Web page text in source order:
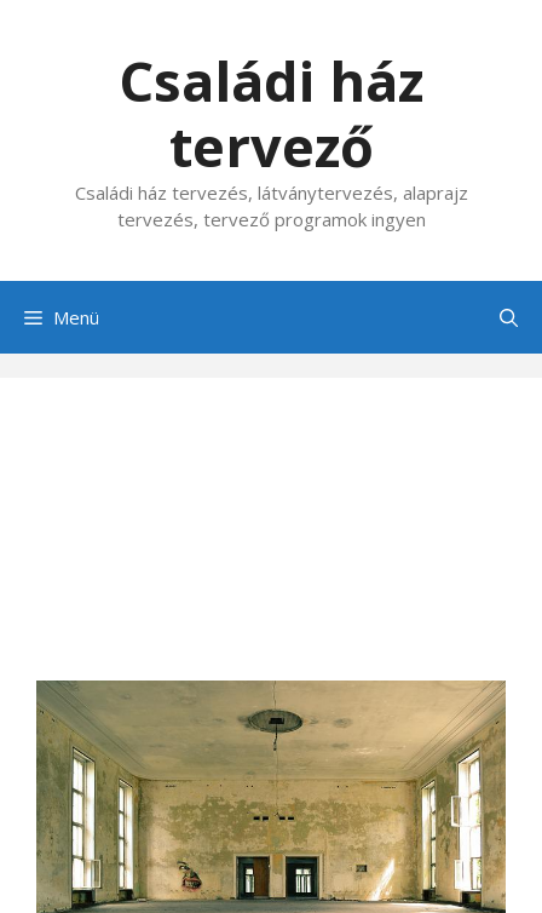
Családi ház
tervező
Családi ház tervezés, látványtervezés, alaprajz
tervezés, tervező programok ingyen
Menü